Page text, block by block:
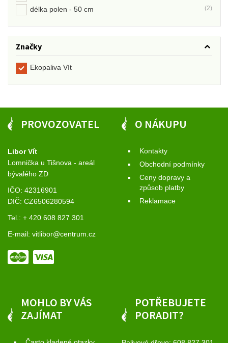
délka polen - 50 cm (2)
Značky
Ekopaliva Vít
PROVOZOVATEL
Libor Vít
Lomnička u Tišnova - areál
bývalého ZD
IČO: 42316901
DIČ: CZ6506280594
Tel.: + 420 608 827 301
E-mail: vitlibor@centrum.cz
O NÁKUPU
Kontakty
Obchodní podmínky
Ceny dopravy a
způsob platby
Reklamace
MOHLO BY VÁS
ZAJÍMAT
POTŘEBUJETE
PORADIT?